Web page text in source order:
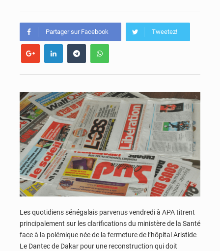
Partager sur Facebook Tweetez!
Les quotidiens sénégalais parvenus vendredi à APA titrent
principalement sur les clarifications du ministère de la Santé
face à la polémique née de la fermeture de l’hôpital Aristide
Le Dantec de Dakar pour une reconstruction qui doit